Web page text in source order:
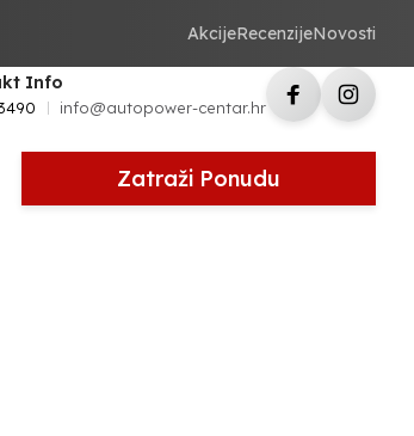
AkcijeRecenzijeNovosti
Info
info@autopower-centar.hr
Zatraži Ponudu